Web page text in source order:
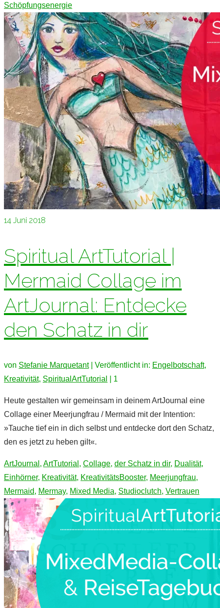
Schöpfungsenergie
14 Juni 2018
Spiritual ArtTutorial |
Mermaid Collage im
ArtJournal: Entdecke
den Schatz in dir
von Stefanie Marquetant| Veröffentlicht in: Engelbotschaft,
Kreativität, SpiritualArtTutorial 1
Heute gestalten wir gemeinsam in deinem ArtJournal eine
Collage einer Meerjungfrau / Mermaid mit der Intention:
»Tauche tief ein in dich selbst und entdecke dort den Schatz,
den es jetzt zu heben gilt«.
ArtJournal , ArtTutorial , Collage, der Schatz in dir, Dualität,
Einhörner, Kreativität, KreativitätsBooster, Meerjungfrau,
Mermaid, Mermay, Mixed Media, Studioclutch, Vertrauen